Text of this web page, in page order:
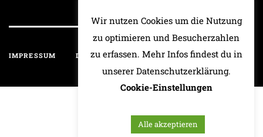
IMPRESSUM DATENSCHUTZ HAFTUNGSAUSSCHLUSS
Wir nutzen Cookies um die Nutzung
zu optimieren und Besucherzahlen
zu erfassen. Mehr Infos findest du in
unserer Datenschutzerklärung.
Cookie-Einstellungen
Alle akzeptieren